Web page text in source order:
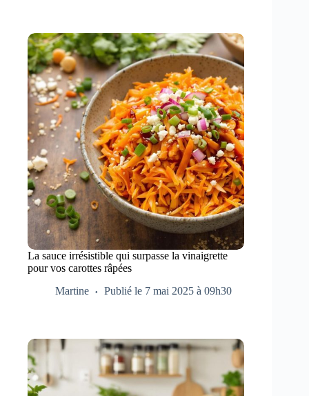
La sauce irrésistible qui surpasse la vinaigrette
pour vos carottes râpées
Martine
Publié le 7 mai 2025 à 09h30